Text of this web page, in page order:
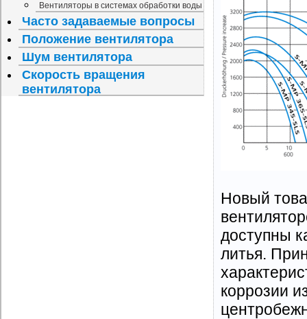
Новый
доступны
литья.
коррозии
Вентиляторы в системах обработки воды
Часто задаваемые вопросы
Положение вентилятора
Шум вентилятора
Скорость вращения
вентилятора